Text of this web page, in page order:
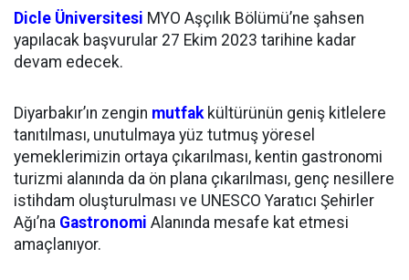
Dicle Üniversitesi MYO Aşçılık Bölümü’ne şahsen
yapılacak başvurular 27 Ekim 2023 tarihine kadar
devam edecek.
Diyarbakır’ın zengin mutfakkültürünün geniş kitlelere
tanıtılması, unutulmaya yüz tutmuş yöresel
yemeklerimizin ortaya çıkarılması, kentin gastronomi
turizmi alanında da ön plana çıkarılması, genç nesillere
istihdam oluşturulması ve UNESCO Yaratıcı Şehirler
Ağı’na Gastronomi Alanında mesafe kat etmesi
amaçlanıyor.